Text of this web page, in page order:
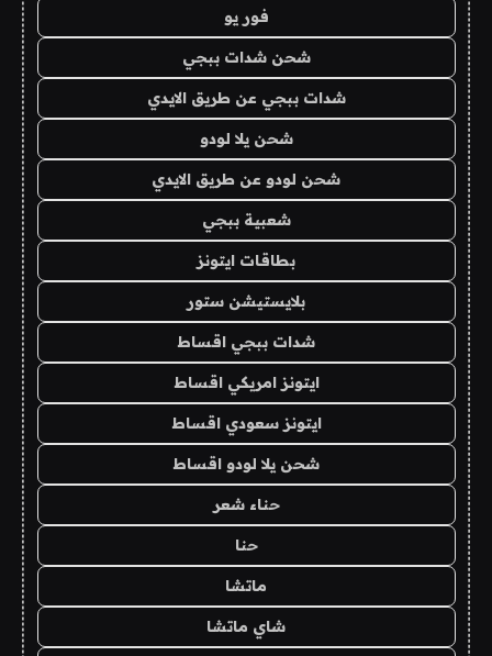
فور يو
شحن شدات ببجي
شدات ببجي عن طريق الايدي
شحن يلا لودو
شحن لودو عن طريق الايدي
شعبية ببجي
بطاقات ايتونز
بلايستيشن ستور
شدات ببجي اقساط
ايتونز امريكي اقساط
ايتونز سعودي اقساط
شحن يلا لودو اقساط
حناء شعر
حنا
ماتشا
شاي ماتشا